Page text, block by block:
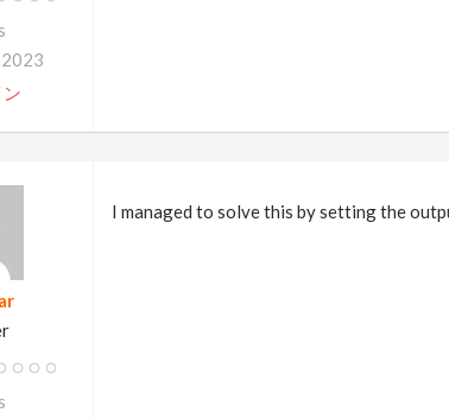
2023
I managed to solve this by setting the